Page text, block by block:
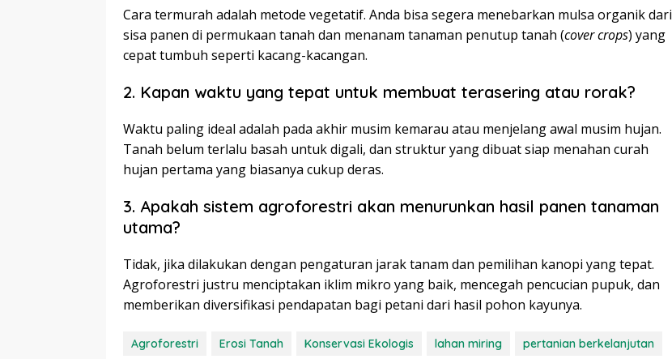
Cara termurah adalah metode vegetatif. Anda bisa segera menebarkan mulsa organik dari
sisa panen di permukaan tanah dan menanam tanaman penutup tanah (cover crops) yang
cepat tumbuh seperti kacang-kacangan.
2. Kapan waktu yang tepat untuk membuat terasering atau rorak?
Waktu paling ideal adalah pada akhir musim kemarau atau menjelang awal musim hujan.
Tanah belum terlalu basah untuk digali, dan struktur yang dibuat siap menahan curah
hujan pertama yang biasanya cukup deras.
3. Apakah sistem agroforestri akan menurunkan hasil panen tanaman
utama?
Tidak, jika dilakukan dengan pengaturan jarak tanam dan pemilihan kanopi yang tepat.
Agroforestri justru menciptakan iklim mikro yang baik, mencegah pencucian pupuk, dan
memberikan diversifikasi pendapatan bagi petani dari hasil pohon kayunya.
Agroforestri Erosi Tanah Konservasi Ekologis lahan miring pertanian berkelanjutan